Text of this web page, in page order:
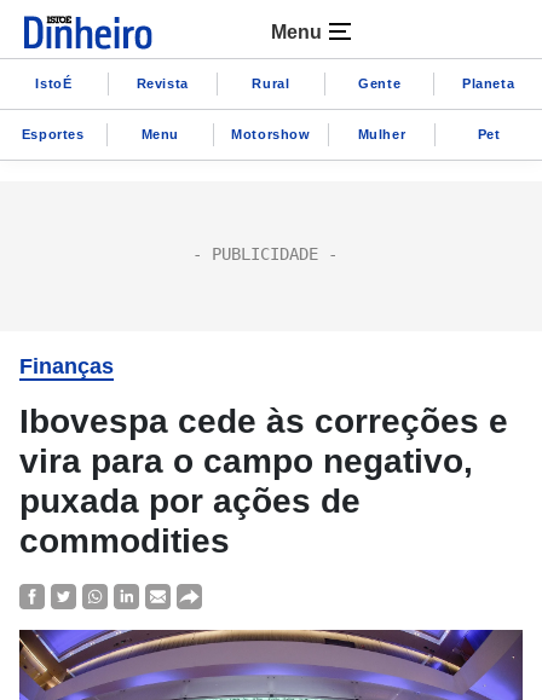
Menu
IstoÉ Revista Rural Gente Planeta
Esportes Menu Motorshow Mulher Pet
Finanças
Ibovespa cede às correções e
vira para o campo negativo,
puxada por ações de
commodities